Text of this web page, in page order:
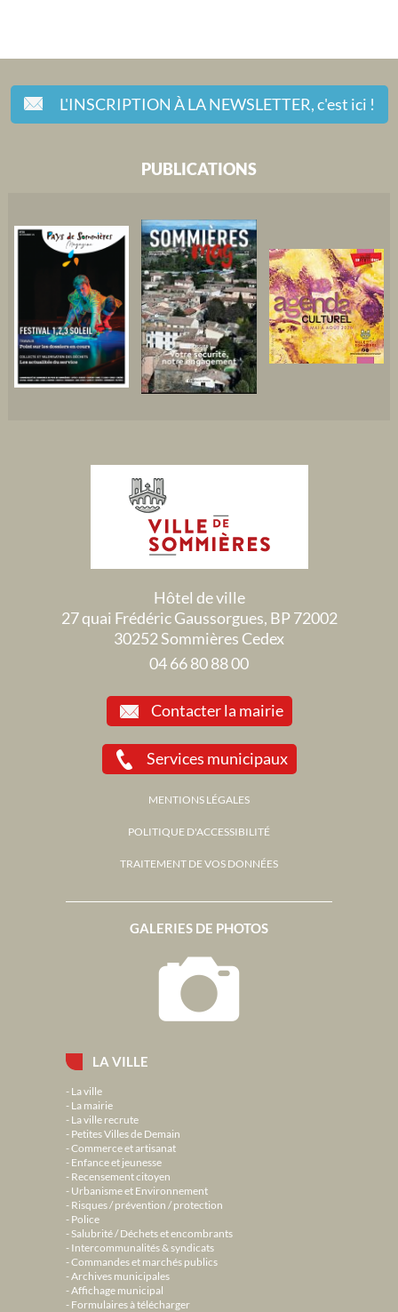
L'INSCRIPTION À LA NEWSLETTER,c'est ici !
LA VILLE
La ville
La mairie
La ville recrute
Petites Villes de Demain
Commerce et artisanat
Enfance et jeunesse
Recensement citoyen
Urbanisme et Environnement
Risques / prévention / protection
Police
Salubrité / Déchets et encombrants
Intercommunalités & syndicats
Commandes et marchés publics
Archives municipales
Affichage municipal
Formulaires à télécharger
GALERIES DE PHOTOS
PUBLICATIONS
Hôtel de ville
27 quai Frédéric Gaussorgues, BP 72002
30252 Sommières Cedex
04 66 80 88 00
Contacter la mairie
Services municipaux
MENTIONS LÉGALES
POLITIQUE D'ACCESSIBILITÉ
TRAITEMENT DE VOS DONNÉES